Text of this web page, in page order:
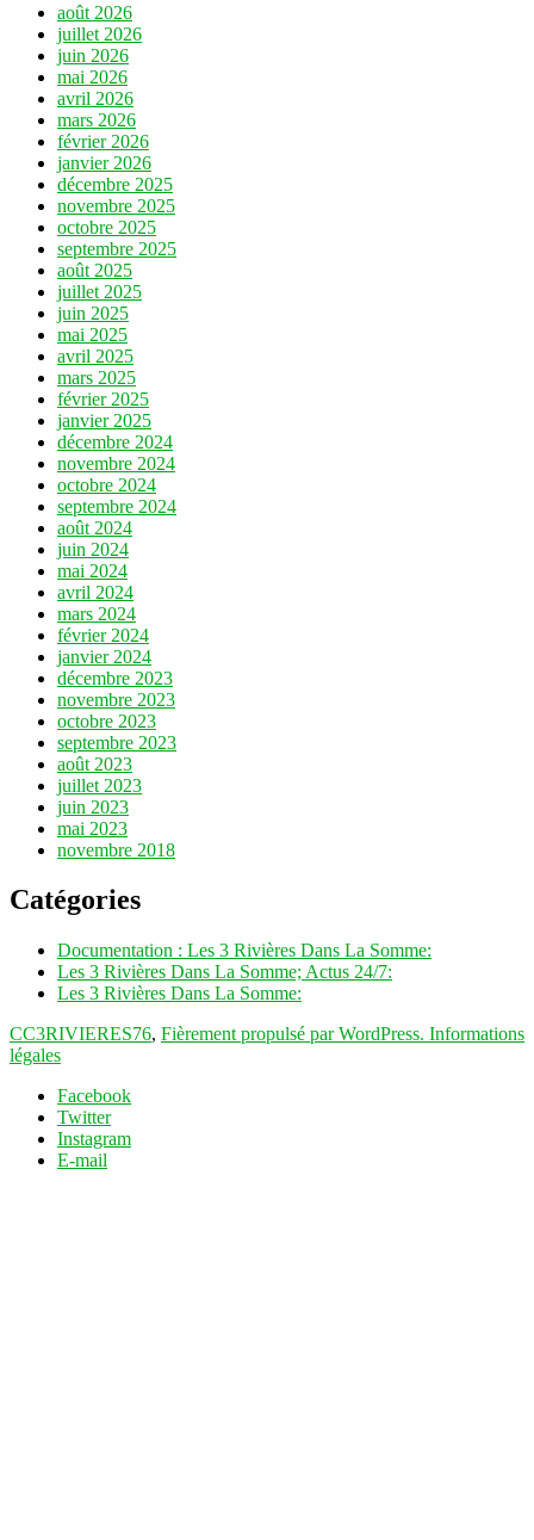
août 2026
juillet 2026
juin 2026
mai 2026
avril 2026
mars 2026
février 2026
janvier 2026
décembre 2025
novembre 2025
octobre 2025
septembre 2025
août 2025
juillet 2025
juin 2025
mai 2025
avril 2025
mars 2025
février 2025
janvier 2025
décembre 2024
novembre 2024
octobre 2024
septembre 2024
août 2024
juin 2024
mai 2024
avril 2024
mars 2024
février 2024
janvier 2024
décembre 2023
novembre 2023
octobre 2023
septembre 2023
août 2023
juillet 2023
juin 2023
mai 2023
novembre 2018
Catégories
Documentation : Les 3 Rivières Dans La Somme:
Les 3 Rivières Dans La Somme; Actus 24/7:
Les 3 Rivières Dans La Somme:
CC3RIVIERES76, Fièrement propulsé par WordPress. Informations
légales
Facebook
Twitter
Instagram
E-mail